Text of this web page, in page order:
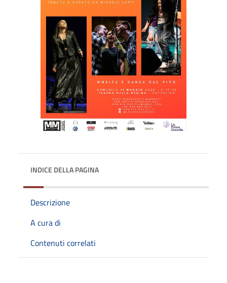
INDICE DELLA PAGINA
Descrizione
A cura di
Contenuti correlati